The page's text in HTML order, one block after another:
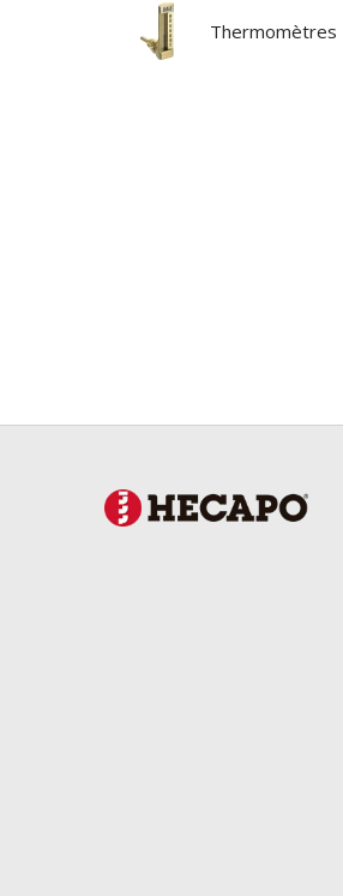
Thermomètres